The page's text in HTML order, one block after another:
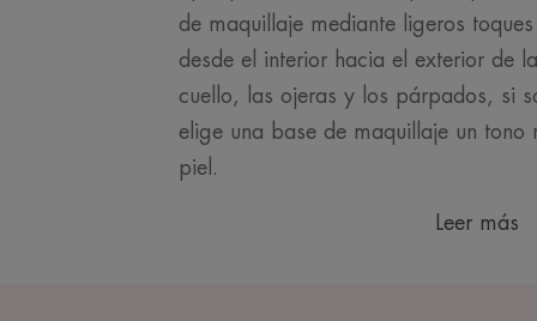
de maquillaje mediante ligeros
desde el interior hacia el exterior de
cuello, las ojeras y los párpados, si
elige una base de maquillaje un tono
piel.
Leer más